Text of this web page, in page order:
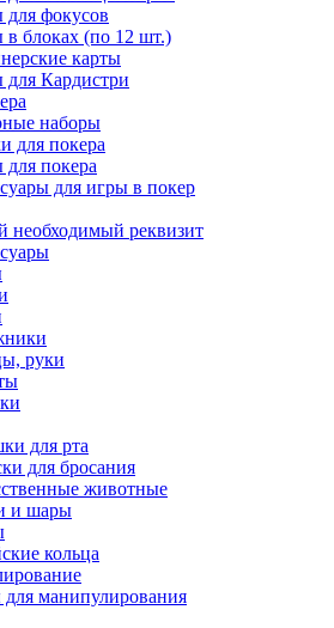
для фокусов
в блоках (по 12 шт.)
карты
для Кардистри
наборы
для покера
покера
для игры в покер
необходимый реквизит
руки
для рта
для бросания
животные
и шары
кольца
манипулирования